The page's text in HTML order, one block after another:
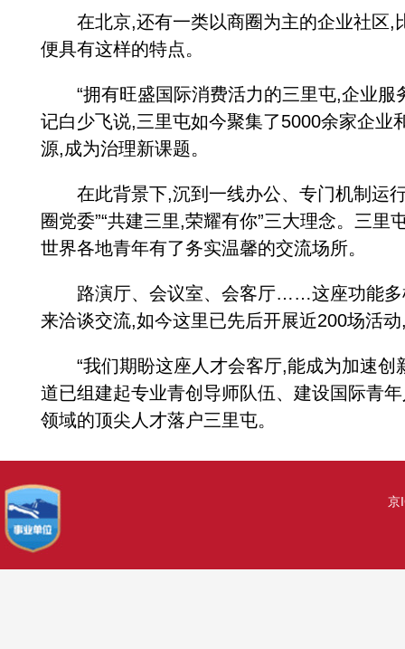
在北京,还有一类以商圈为主的企业社区,
便具有这样的特点。
“拥有旺盛国际消费活力的三里屯,企业服
记白少飞说,三里屯如今聚集了5000余家企
源,成为治理新课题。
在此背景下,沉到一线办公、专门机制运行
圈党委”“共建三里,荣耀有你”三大理念。三
世界各地青年有了务实温馨的交流场所。
路演厅、会议室、会客厅……这座功能多样
来洽谈交流,如今这里已先后开展近200场活
“我们期盼这座人才会客厅,能成为加速创
道已组建起专业青创导师队伍、建设国际青
领域的顶尖人才落户三里屯。
京